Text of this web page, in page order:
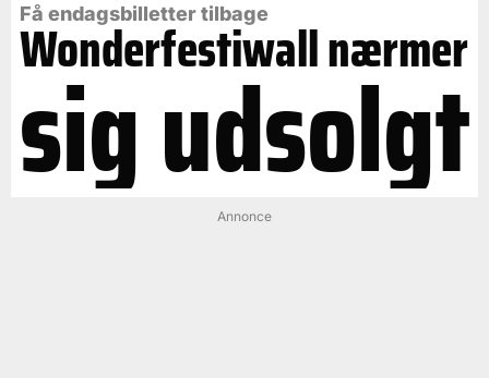
Få endagsbilletter tilbage
Wonderfestiwall nærmer
sig udsolgt
Annonce